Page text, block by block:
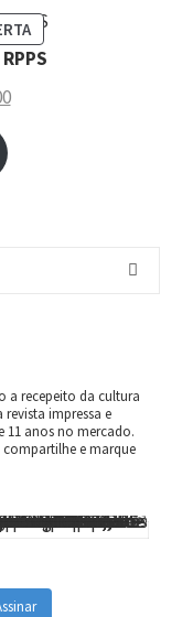
a recepeito da cultura
impressa e
11 anos no mercado.
e marque